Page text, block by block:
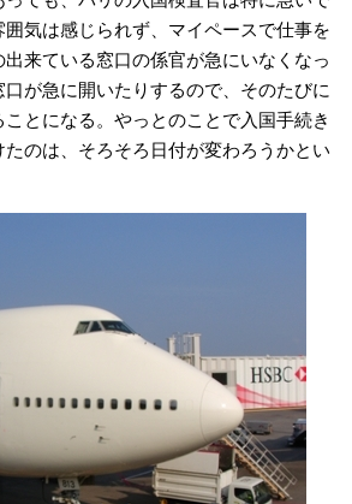
気は感じられず、マイペースで仕事を
出来ている窓口の係官が急にいなくなっ
が急に開いたりするので、そのたびに
とになる。やっとのことで入国手続き
のは、そろそろ日付が変わろうかとい